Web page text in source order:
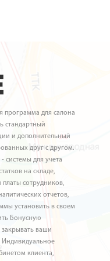
для салона
стандартный
и дополнительный
друг с другом.
системы для учета
на складе,
платы сотрудников,
отчетов,
установить в своем
Бонусную
закрывать ваши
Индивидуальное
клиента,